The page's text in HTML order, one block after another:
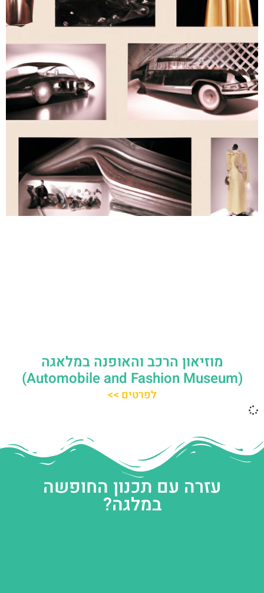
מוזיאון הרכב והאופנה במלאגה
(Automobile and Fashion Museum)
לפרטים >>
עזרה עם תכנון החופשה
במלגה?